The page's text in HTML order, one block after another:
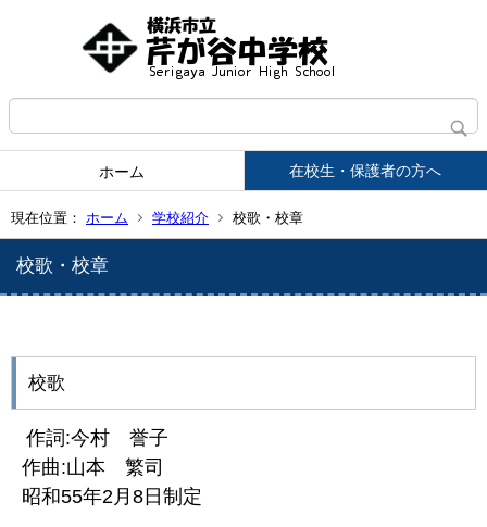
ホーム 在校生・保護者の方へ
現在位置： ホーム 学校紹介 校歌・校章
校歌・校章
校歌
作詞:今村 誉子
作曲:山本 繁司
昭和55年2月8日制定